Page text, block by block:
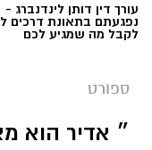
כוכבים
עורך דין דותן לינדנברג -
נפגעתם בתאונת דרכים
לקבל מה שמגיע לכם
ספורט
״ אדיר הוא